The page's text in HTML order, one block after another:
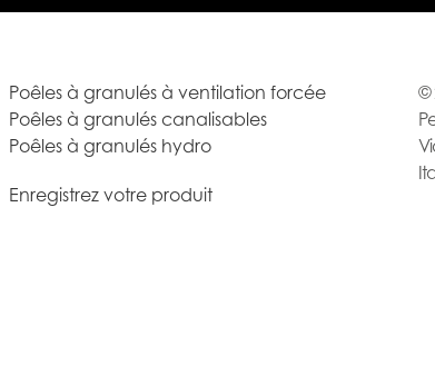
Poêles à granulés à ventilation forcée
Poêles à granulés canalisables
Poêles à granulés hydro
Enregistrez votre produit
©